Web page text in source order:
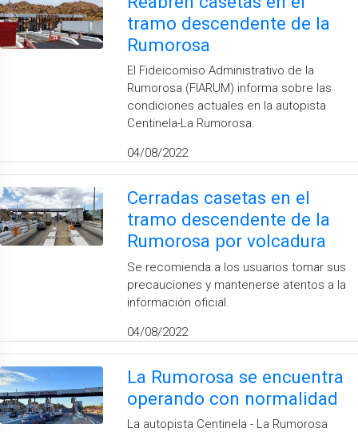
tramo descendente de la
Rumorosa
El Fideicomiso Administrativo de la
Rumorosa (FIARUM) informa sobre las
condiciones actuales en la autopista
Centinela-La Rumorosa.
04/08/2022
Cerradas casetas en el
tramo descendente de la
Rumorosa por volcadura
Se recomienda a los usuarios tomar sus
precauciones y mantenerse atentos a la
información oficial.
04/08/2022
La Rumorosa se encuentra
operando con normalidad
La autopista Centinela - La Rumorosa